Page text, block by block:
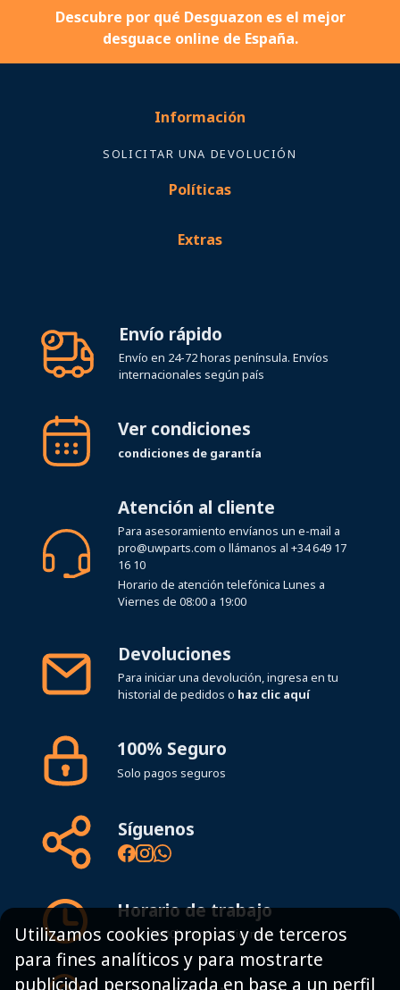
Descubre por qué Desguazon es el mejor
desguace online de España.
Información
SOLICITAR UNA DEVOLUCIÓN
Políticas
Extras
Envío rápido
Envío en 24-72 horas península. Envíos
internacionales según país
Ver condiciones
condiciones de garantía
Atención al cliente
Para asesoramiento envíanos un e-mail a
pro@uwparts.com o llámanos al +34 649 17
16 10
Horario de atención telefónica Lunes a
Viernes de 08:00 a 19:00
Devoluciones
Para iniciar una devolución, ingresa en tu
historial de pedidos o haz clic aquí
100% Seguro
Solo pagos seguros
Síguenos
Horario de trabajo
8:00 - 19:00h Lunes - Viernes
Utilizamos cookies propias y de terceros
para fines analíticos y para mostrarte
publicidad personalizada en base a un perfil